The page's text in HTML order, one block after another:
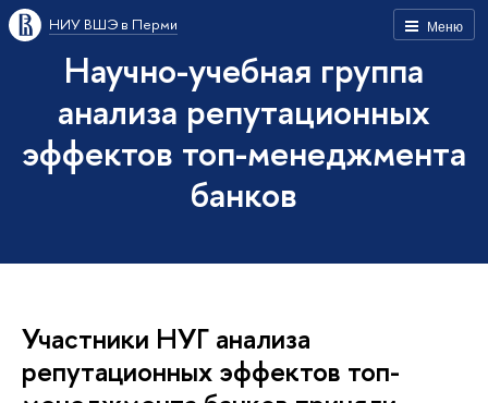
Меню
НИУ ВШЭ в Перми
Научно-учебная группа
анализа репутационных
эффектов топ-менеджмента
банков
Участники НУГ анализа
репутационных эффектов топ-